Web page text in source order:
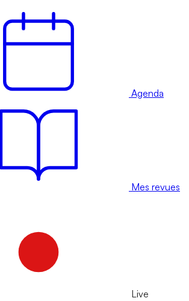
Agenda
Mes revues
Live